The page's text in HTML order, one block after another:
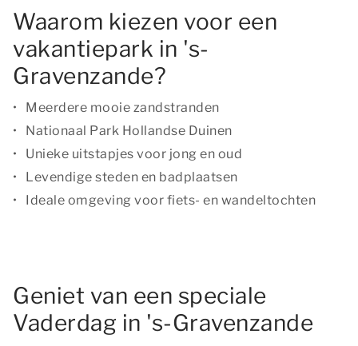
Waarom kiezen voor een
vakantiepark in 's-
Gravenzande?
Meerdere mooie zandstranden
Nationaal Park Hollandse Duinen
Unieke uitstapjes voor jong en oud
Levendige steden en badplaatsen
Ideale omgeving voor fiets- en wandeltochten
Geniet van een speciale
Vaderdag in 's-Gravenzande